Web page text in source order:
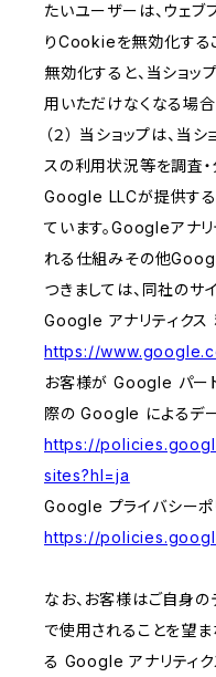
たいユーザーは、ウェブ
りCookieを無効化する
無効化すると、当ショ
用いただけなくなる場合
（２） 当ショップは、当
スの利用状況等を調査
Google LLCが提供す
ています。Googleアナ
れる仕組みその他
つきましては、同社のサ
Google アナリティクス
https://
お客様が Google パー
際の Google によるデー
https://
sites?hl=ja
Google プライバシーポ
https://
なお、お客様はご自身
で使用されることを望
る Google アナリティク